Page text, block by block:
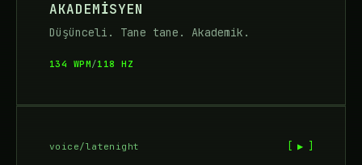
AKADEMISYEN
Düşünceli. Tane tane. Akademik.
134 WPM/118 HZ
voice/latenight [ ▶ ]